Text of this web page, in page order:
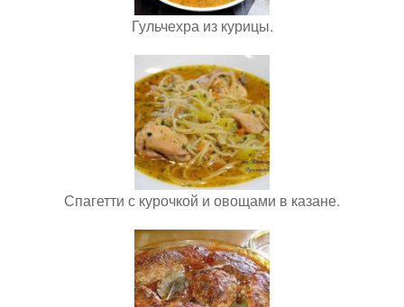
Гульчехра из курицы.
Спагетти с курочкой и овощами в казане.